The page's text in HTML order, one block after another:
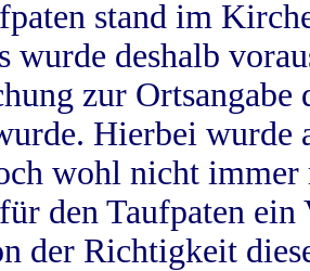
stand im
wurde deshalb
zur
Hierbei wurde
wohl nicht
den Taufpaten
der Richtigkeit